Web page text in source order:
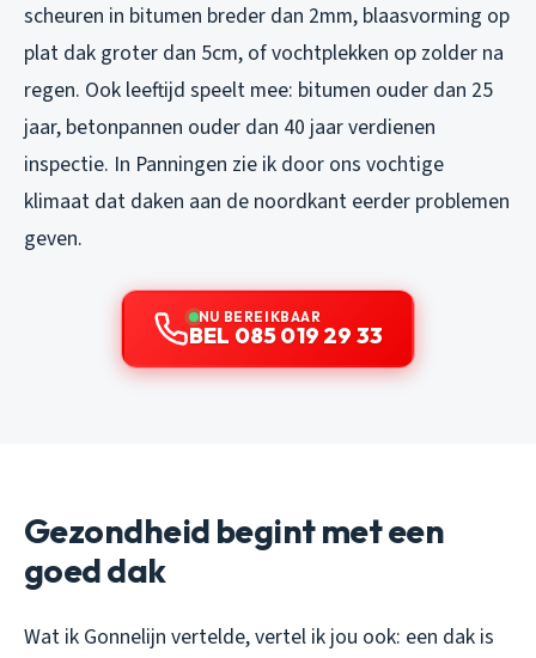
scheuren in bitumen breder dan 2mm, blaasvorming op
plat dak groter dan 5cm, of vochtplekken op zolder na
regen. Ook leeftijd speelt mee: bitumen ouder dan 25
jaar, betonpannen ouder dan 40 jaar verdienen
inspectie. In Panningen zie ik door ons vochtige
klimaat dat daken aan de noordkant eerder problemen
geven.
NU BEREIKBAAR
BEL 085 019 29 33
Gezondheid begint met een
goed dak
Wat ik Gonnelijn vertelde, vertel ik jou ook: een dak is